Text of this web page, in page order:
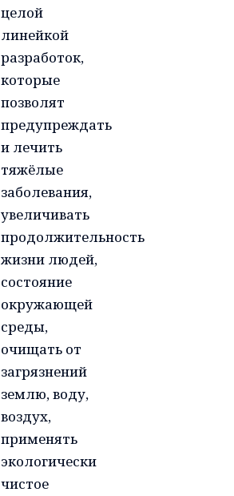
целой
линейкой
разработок,
которые
позволят
предупреждать
и лечить
тяжёлые
заболевания,
увеличивать
продолжительность
жизни людей,
состояние
окружающей
среды,
очищать от
загрязнений
землю, воду,
воздух,
применять
экологически
чистое